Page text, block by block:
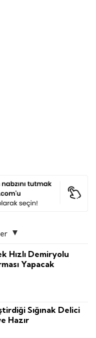
Hızlı Demiryolu
Yapacak
Sığınak Delici
Hazır